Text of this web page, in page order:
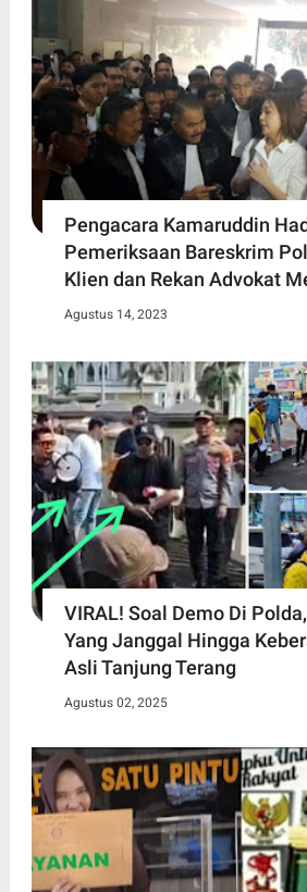
Pengacara Kamaruddin
Pemeriksaan Bareskrim
Klien dan Rekan Advokat
Agustus 14, 2023
VIRAL! Soal Demo Di
Yang Janggal Hingga
Asli Tanjung Terang
Agustus 02, 2025